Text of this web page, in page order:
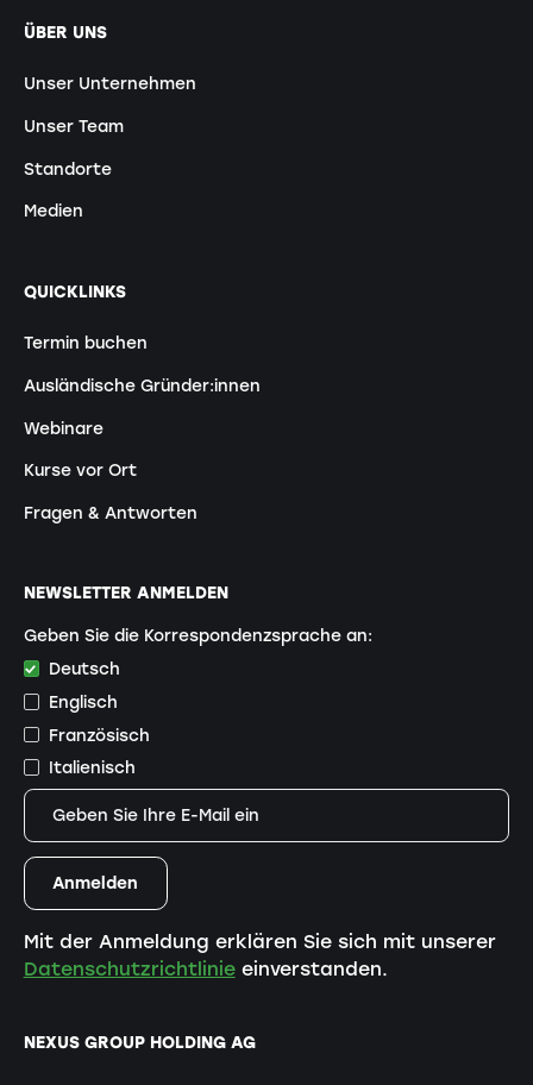
ÜBER UNS
Unser Unternehmen
Unser Team
Standorte
Medien
QUICKLINKS
Termin buchen
Ausländische Gründer:innen
Webinare
Kurse vor Ort
Fragen & Antworten
NEXUS GROUP HOLDING AG
NEWSLETTER ANMELDEN
Geben Sie die Korrespondenzsprache an:
Deutsch
Englisch
Französisch
Italienisch
Mit der Anmeldung erklären Sie sich mit unserer
Datenschutzrichtlinieeinverstanden.